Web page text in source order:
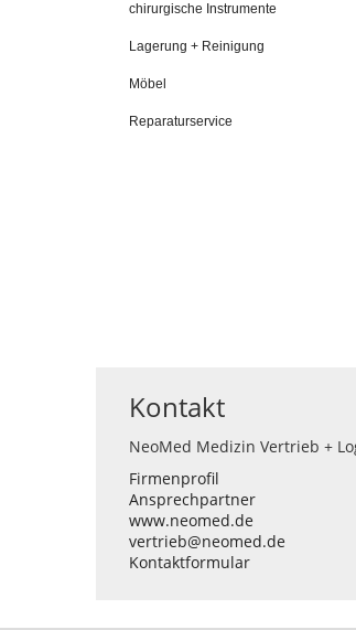
chirurgische Instrumente
Lagerung + Reinigung
Möbel
Reparaturservice
Kontakt
NeoMed Medizin Vertrieb +
Firmenprofil
Ansprechpartner
www.neomed.de
vertrieb@neomed.de
Kontaktformular